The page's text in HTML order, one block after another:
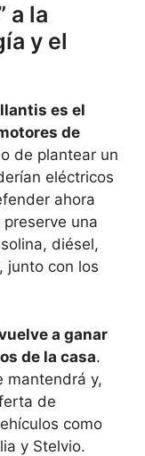
a la
y el
es el
de
de plantear un
eléctricos
ahora
una
diésel,
junto con los
a ganar
de la casa.
mantendrá y,
de
como
y Stelvio.